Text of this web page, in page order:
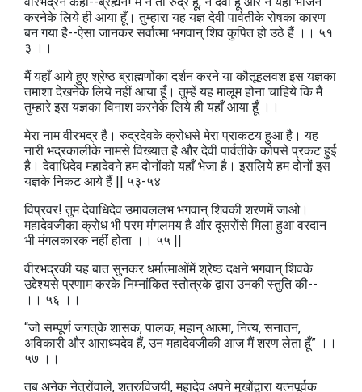
करनेके लिये ही आया हूँ। तुम्हारा यह यज्ञ देवी पार्वतीके रोषका कारण
बन गया है--ऐसा जानकर सर्वात्मा भगवान्‌ शिव कुपित हो उठे हैं ।। ५१
३ ।।
मैं यहाँ आये हुए श्रेष्ठ ब्राह्मणोंका दर्शन करने या कौतूहलवश इस यज्ञका
तमाशा देखनेके लिये नहीं आया हूँ। तुम्हें यह मालूम होना चाहिये कि मैं
तुम्हारे इस यज्ञका विनाश करनेके लिये ही यहाँ आया हूँ ।।
मेरा नाम वीरभद्र है। रुद्रदेवके क्रोधसे मेरा प्राकटय हुआ है। यह
नारी भद्रकालीके नामसे विख्यात है और देवी पार्वतीके कोपसे प्रकट हुई
है। देवाधिदेव महादेवने हम दोनोंको यहाँ भेजा है। इसलिये हम दोनों इस
यज्ञके निकट आये हैं || ५३-५४
विप्रवर! तुम देवाधिदेव उमावललभ भगवान्‌ शिवकी शरणमें जाओ।
महादेवजीका क्रोध भी परम मंगलमय है और दूसरोंसे मिला हुआ वरदान
भी मंगलकारक नहीं होता ।। ५५ ||
वीरभद्रकी यह बात सुनकर धर्मात्माओंमें श्रेष्ठ दक्षने भगवान्‌ शिवके
उद्देश्यसे प्रणाम करके निम्नांकित स्तोत्रके द्वारा उनकी स्तुति की--
।। ५६ ।।
“जो सम्पूर्ण जगत्‌के शासक, पालक, महान्‌ आत्मा, नित्य, सनातन,
अविकारी और आराध्यदेव हैं, उन महादेवजीकी आज मैं शरण लेता हूँ” ।।
५७ ।।
तब अनेक नेत्रोंवाले, शत्रुविजयी, महादेव अपने मुखोंद्वारा यत्नपूर्वक